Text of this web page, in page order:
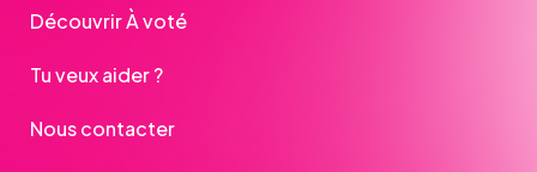
Découvrir À voté
Tu veux aider ?
Nous contacter